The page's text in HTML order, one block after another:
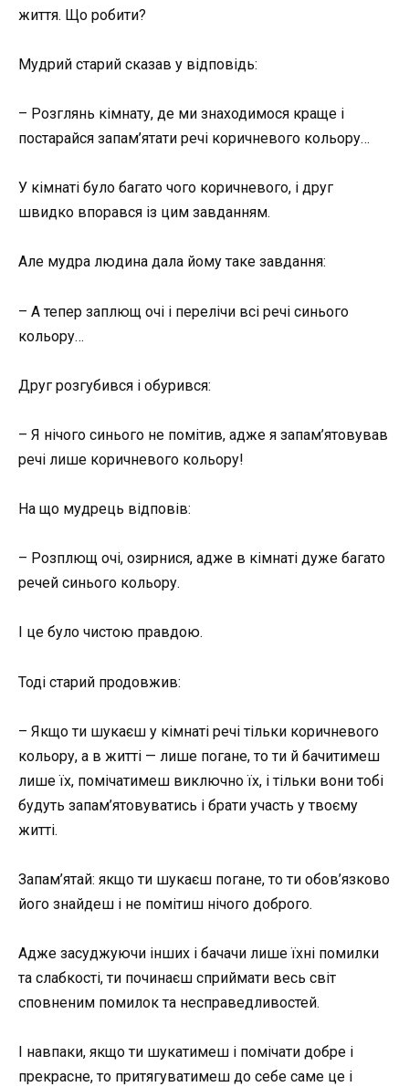
життя. Що робити?
Мудрий старий сказав у відповідь:
– Розглянь кімнату, де ми знаходимося краще і
постарайся запам’ятати речі коричневого кольору…
У кімнаті було багато чого коричневого, і друг
швидко впорався із цим завданням.
Але мудра людина дала йому таке завдання:
– А тепер заплющ очі і перелічи всі речі синього
кольору…
Друг розгубився і обурився:
– Я нічого синього не помітив, адже я запам’ятовував
речі лише коричневого кольору!
На що мудрець відповів:
– Розплющ очі, озирнися, адже в кімнаті дуже багато
речей синього кольору.
І це було чистою правдою.
Тоді старий продовжив:
– Якщо ти шукаєш у кімнаті речі тільки коричневого
кольору, а в житті — лише погане, то ти й бачитимеш
лише їх, помічатимеш виключно їх, і тільки вони тобі
будуть запам’ятовуватись і брати участь у твоєму
житті.
Запам’ятай: якщо ти шукаєш погане, то ти обов’язково
його знайдеш і не помітиш нічого доброго.
Адже засуджуючи інших і бачачи лише їхні помилки
та слабкості, ти починаєш сприймати весь світ
сповненим помилок та несправедливостей.
І навпаки, якщо ти шукатимеш і помічати добре і
прекрасне, то притягуватимеш до себе саме це і